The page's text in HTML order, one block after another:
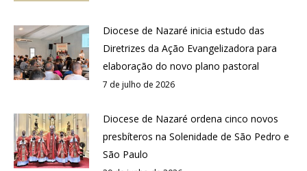
Diocese de Nazaré inicia estudo das
Diretrizes da Ação Evangelizadora para
elaboração do novo plano pastoral
7 de julho de 2026
Diocese de Nazaré ordena cinco novos
presbíteros na Solenidade de São Pedro e
São Paulo